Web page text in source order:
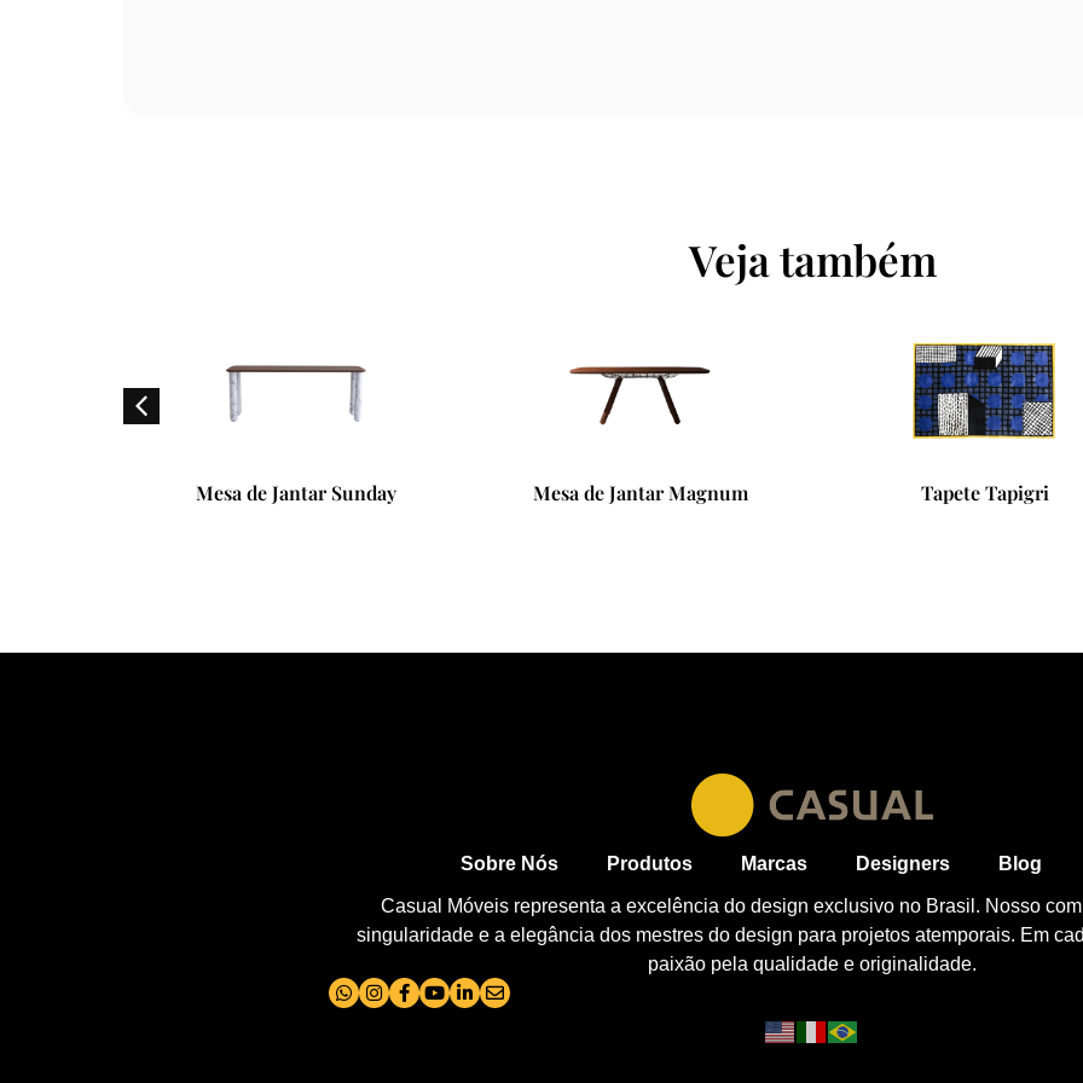
Veja também
Mesa de Jantar Magnum Tapete Tapigri Mesa de Apoio Rocky
Sobre Nós Produtos Marcas Designers Blog
Casual Móveis representa a excelência do design exclusivo no Brasil. Nosso
singularidade e a elegância dos mestres do design para projetos atemporais. Em
paixão pela qualidade e originalidade.